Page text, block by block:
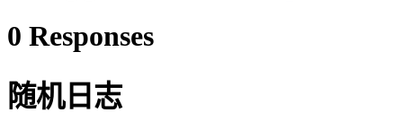
0 Responses
随机日志